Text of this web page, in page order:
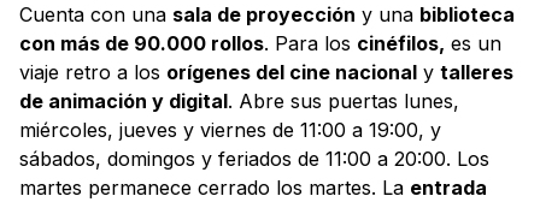
Cuenta con una sala de proyección y una biblioteca
con más de 90.000 rollos. Para los cinéfilos, es un
viaje retro a los orígenes del cine nacional y talleres
de animación y digital. Abre sus puertas lunes,
miércoles, jueves y viernes de 11:00 a 19:00, y
sábados, domingos y feriados de 11:00 a 20:00. Los
martes permanece cerrado los martes. La entrada